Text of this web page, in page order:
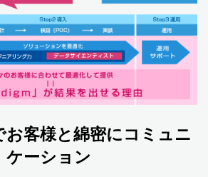
お客様と綿密にコミュニ
ケーション